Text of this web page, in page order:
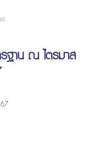
ด
ฐาน ณ ไตรมาส